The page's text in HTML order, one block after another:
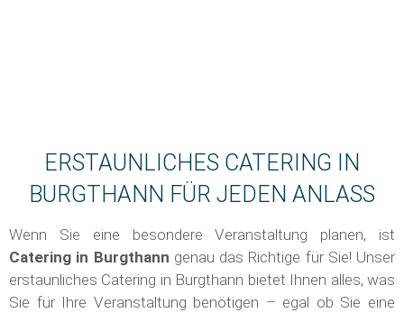
ERSTAUNLICHES CATERING IN
BURGTHANN FÜR JEDEN ANLASS
Wenn Sie eine besondere Veranstaltung planen, ist
Catering in Burgthann genau das Richtige für Sie! Unser
erstaunliches Catering in Burgthann bietet Ihnen alles, was
Sie für Ihre Veranstaltung benötigen – egal ob Sie eine